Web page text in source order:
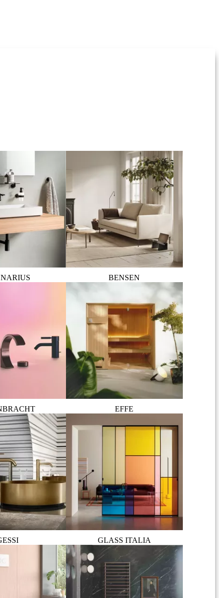
BENSEN
EFFE
GLASS ITALIA